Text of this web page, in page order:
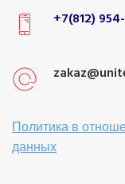
+7(812)
Политика в
данных